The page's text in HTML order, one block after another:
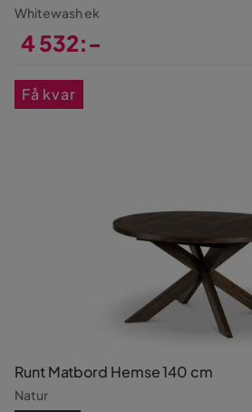
Whitewash ek
4 532:-
Runt Matbord Hemse 140 cm
Natur
Få kvar